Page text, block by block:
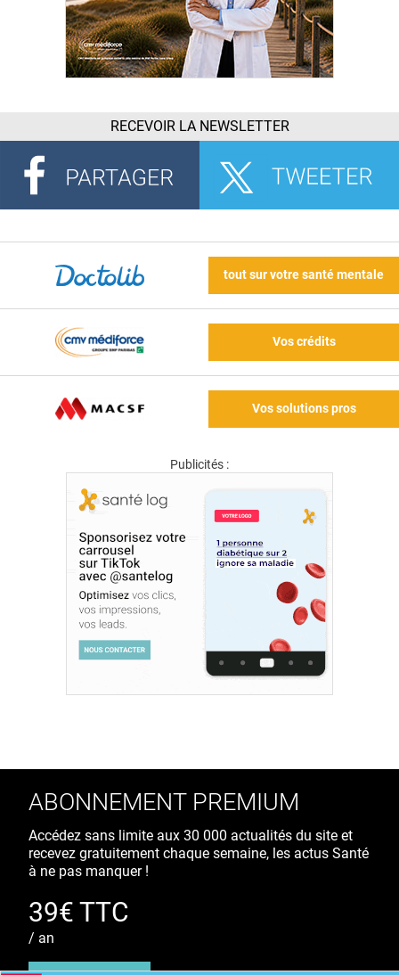
RECEVOIR LA NEWSLETTER
tout sur votre santé mentale
Vos crédits
Vos solutions pros
Publicités :
ABONNEMENT PREMIUM
Accédez sans limite aux 30 000 actualités du site et
recevez gratuitement chaque semaine, les actus Santé
à ne pas manquer !
39€ TTC
/ an